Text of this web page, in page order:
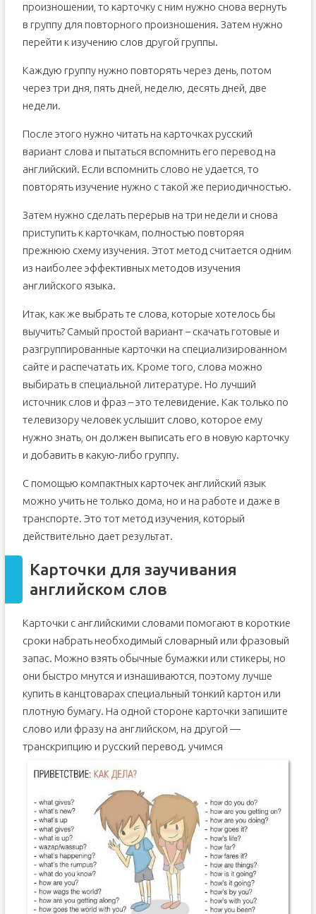
произношении, то карточку с ним нужно снова вернуть
в группу для повторного произношения. Затем нужно
перейти к изучению слов другой группы.
Каждую группу нужно повторять через день, потом
через три дня, пять дней, неделю, десять дней, две
недели.
После этого нужно читать на карточках русский
вариант слова и пытаться вспомнить его перевод на
английский. Если вспомнить слово не удается, то
повторять изучение нужно с такой же периодичностью.
Затем нужно сделать перерыв на три недели и снова
приступить к карточкам, полностью повторяя
прежнюю схему изучения. Этот метод считается одним
из наиболее эффективных методов изучения
английского языка.
Итак, как же выбрать те слова, которые хотелось бы
выучить? Самый простой вариант – скачать готовые и
разгруппированные карточки на специализированном
сайте и распечатать их. Кроме того, слова можно
выбирать в специальной литературе. Но лучший
источник слов и фраз – это телевидение. Как только по
телевизору человек услышит слово, которое ему
нужно знать, он должен выписать его в новую карточку
и добавить в какую-либо группу.
С помощью компактных карточек английский язык
можно учить не только дома, но и на работе и даже в
транспорте. Это тот метод изучения, который
действительно дает результат.
Карточки для заучивания
английском слов
Карточки с английскими словами помогают в короткие
сроки набрать необходимый словарный или фразовый
запас. Можно взять обычные бумажки или стикеры, но
они быстро мнутся и изнашиваются, поэтому лучше
купить в канцтоварах специальный тонкий картон или
плотную бумагу. На одной стороне карточки запишите
слово или фразу на английском, на другой —
транскрипцию и русский перевод. учимся